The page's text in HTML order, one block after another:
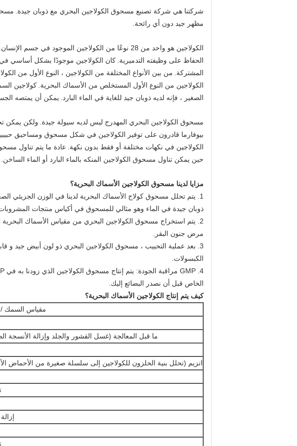
شركتنا هي شركة تصنيع مسحوق الكولاجين البحري مع ذوبان جيدة.
مظهر جيد دون أي رائحة.
الكولاجين هو واحد من 28 نوعًا من الكولاجين الموجود في جسم الإنسان.
الحفاظ على وظيفته التدميرية. كان الكولاجين موجودًا بشكل أساسي في
المشتركة. من بين الأنواع المختلفة من الكولاجين ، النوع الأول من
الكولاجين من النوع الأول المستخلص من الأسماك البحرية. كولاجين
الصغير ، فإنه لديه ذوبان جيد للغاية في الماء البارد.
يمكن أن يمتصه
مسحوق الكولاجين البحري المهدرج ليس لديه سيولة جيدة. ولكن يمكن
بيوفارما قادرون على توفير الكولاجين في شكل مسحوق ومساحيق
الكولاجين في نكهات مختلفة أو فقط بدون نكهة. عادة ما يتم تناول
حين يمكن تناول مسحوق الكولاجين المنكه بالماء البارد أو الماء الساخن.
مزايا لدينا مسحوق الكولاجين الأسماك البحرية؟
1. يتم تحلل مسحوق كولاج الأسماك البحرية لدينا في الوزن الجزيئي الصغير ؛
ذوبان جيدة في الماء وهو مثالي للمسحوق في أكياس منتجات المشروبات
2. يتم استخراج مسحوق الكولاجين البحري من مقياس الأسماك
مرض جنون البقر.
3. بعد عملية التحبيب ، مسحوق الكولاجين البحري ذو لون أبيض جيد
الكبسولات.
4. GMP مراقبة الجودة: يتم إنتاج مسحوق الكولاجين الذي زودنا به في GMP وفقا لمتطلبات GMP.
الخاص قبل أن نصدر البضائع إليك.
كيف يتم إنتاج الكولاجين الأسماك البحرية؟
مقياس السمك /
ما قبل المعالجة (غسل القشور والجلد وإزالة الأنسجة
انزيم (تحلل بنية الحلزون للكولاجين إلى سلسلة صغيرة من الأحماض